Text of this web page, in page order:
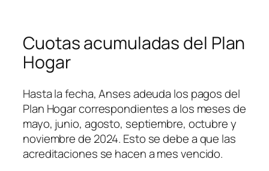
Cuotas acumuladas del Plan
Hogar
Hasta la fecha, Anses adeuda los pagos del
Plan Hogar correspondientes a los meses de
mayo, junio, agosto, septiembre, octubre y
noviembre de 2024. Esto se debe a que las
acreditaciones se hacen a mes vencido.